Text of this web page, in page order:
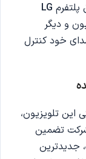
LG
و دیگر
خود کنترل
این تلویزیون،
تضمین
تا 5 سال آینده، جدیدترین